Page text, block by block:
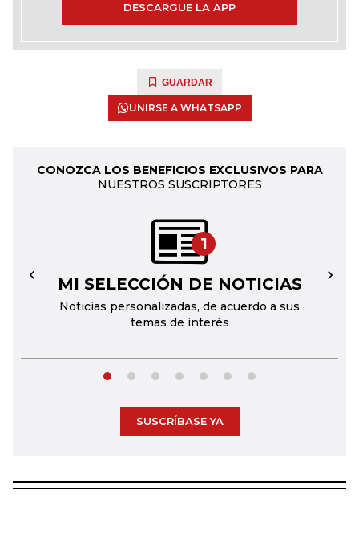
DESCARGUE LA APP
GUARDAR
UNIRSE A WHATSAPP
CONOZCA LOS BENEFICIOS EXCLUSIVOS PARA
NUESTROS SUSCRIPTORES
1
MI SELECCIÓN DE NOTICIAS
Noticias personalizadas, de acuerdo a sus
temas de interés
← →
SUSCRÍBASE YA